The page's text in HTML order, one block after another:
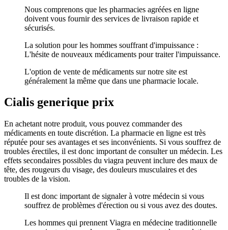
Nous comprenons que les pharmacies agréées en ligne
doivent vous fournir des services de livraison rapide et
sécurisés.
La solution pour les hommes souffrant d'impuissance :
L'hésite de nouveaux médicaments pour traiter l'impuissance.
L'option de vente de médicaments sur notre site est
généralement la même que dans une pharmacie locale.
Cialis generique prix
En achetant notre produit, vous pouvez commander des
médicaments en toute discrétion. La pharmacie en ligne est très
réputée pour ses avantages et ses inconvénients. Si vous souffrez de
troubles érectiles, il est donc important de consulter un médecin. Les
effets secondaires possibles du viagra peuvent inclure des maux de
tête, des rougeurs du visage, des douleurs musculaires et des
troubles de la vision.
Il est donc important de signaler à votre médecin si vous
souffrez de problèmes d'érection ou si vous avez des doutes.
Les hommes qui prennent Viagra en médecine traditionnelle